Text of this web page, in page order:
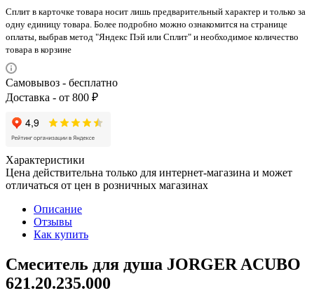
Сплит в карточке товара носит лишь предварительный характер и только за
одну единицу товара. Более подробно можно ознакомится на странице
оплаты, выбрав метод "Яндекс Пэй или Сплит" и необходимое количество
товара в корзине
Самовывоз - бесплатно
Доставка - от 800 ₽
Характеристики
Цена действительна только для интернет-магазина и может
отличаться от цен в розничных магазинах
Описание
Отзывы
Как купить
Смеситель для душа JORGER ACUBO
621.20.235.000